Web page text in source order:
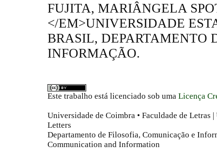
FUJITA, MARIÂNGELA
</EM>UNIVERSIDADE
BRASIL, DEPARTAMENTO
INFORMAÇÃO.
Este trabalho está licenciado sob uma Licença
Universidade de Coimbra • Faculdade de
Letters
Departamento de Filosofia, Comunicação e
Communication and Information